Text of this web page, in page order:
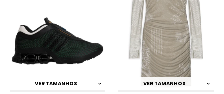
VER TAMANHOS VER TAMANHOS